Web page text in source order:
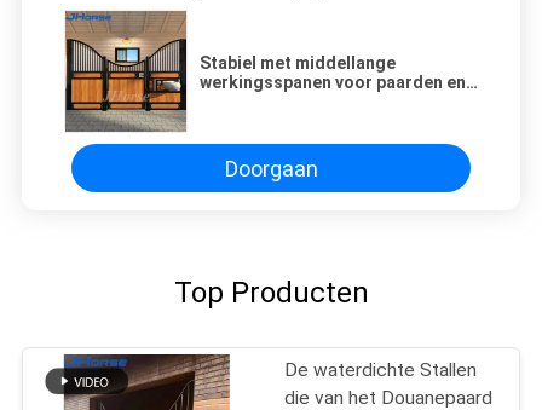
Stabiel met middellange
werkingsspanen voor paarden en
Doorgaan
Top Producten
De waterdichte Stallen
die van het Douanepaard